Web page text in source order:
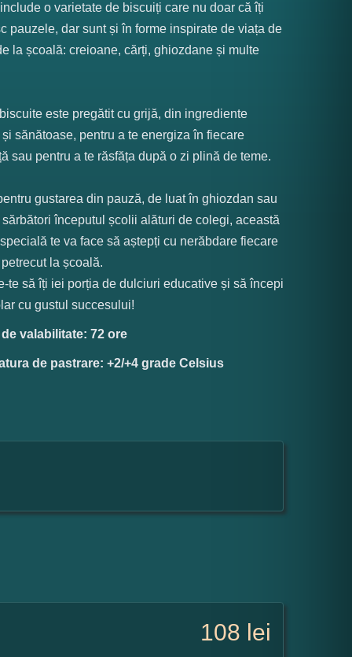
o varietate de biscuiți care nu doar că îți
pauzele, dar sunt și în forme inspirate de viața de
la școală: creioane, cărți, ghiozdane și multe
este pregătit cu grijă, din ingrediente
sănătoase, pentru a te energiza în fiecare
sau pentru a te răsfăța după o zi plină de teme.
gustarea din pauză, de luat în ghiozdan sau
începutul școlii alături de colegi, această
te va face să aștepți cu nerăbdare fiecare
la școală.
te să îți iei porția de dulciuri educative și să începi
cu gustul succesului!
valabilitate: 72 ore
de pastrare: +2/+4 grade Celsius
108 lei